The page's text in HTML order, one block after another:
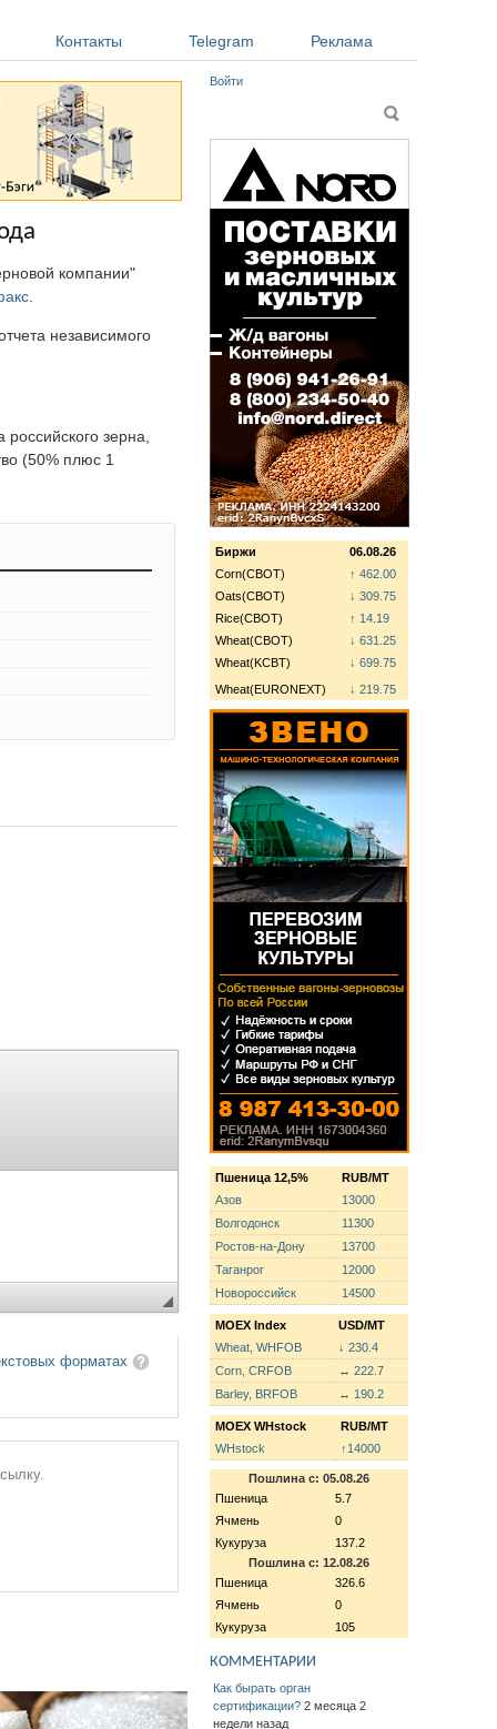
Контакты Telegram Реклама
компании"
независимого
зерна,
(50% плюс 1
форматах
Войти
Поиск
Биржи
06.08.26
Corn(CBOT)
↑ 462.00
Oats(CBOT)
↓ 309.75
Rice(CBOT)
↑ 14.19
Wheat(CBOT)
↓ 631.25
Wheat(KCBT)
↓ 699.75
Wheat(EURONEXT)
↓ 219.75
Пшеница 12,5%
RUB/MT
Азов
13000
Волгодонск
11300
Ростов-на-Дону
13700
Таганрог
12000
Новороссийск
14500
MOEX Index
USD/MT
Wheat, WHFOB
↓ 230.4
Corn, CRFOB
↔ 222.7
Barley, BRFOB
↔ 190.2
MOEX WHstock
RUB/MT
WHstock
↑14000
Пошлина с: 05.08.26
Пшеница
5.7
Ячмень
0
Кукуруза
137.2
Пошлина с: 12.08.26
Пшеница
326.6
Ячмень
0
Кукуруза
105
КОММЕНТАРИИ
Как бырать орган
сертификации? 2 месяца 2
недели назад